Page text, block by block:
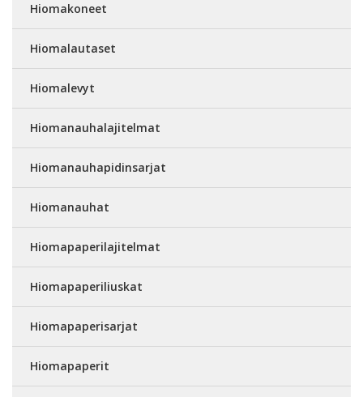
Hiomakoneet
Hiomalautaset
Hiomalevyt
Hiomanauhalajitelmat
Hiomanauhapidinsarjat
Hiomanauhat
Hiomapaperilajitelmat
Hiomapaperiliuskat
Hiomapaperisarjat
Hiomapaperit